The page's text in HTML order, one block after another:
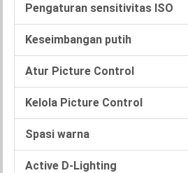
Pengaturan sensitivitas ISO
Keseimbangan putih
Atur Picture Control
Kelola Picture Control
Spasi warna
Active D-Lighting